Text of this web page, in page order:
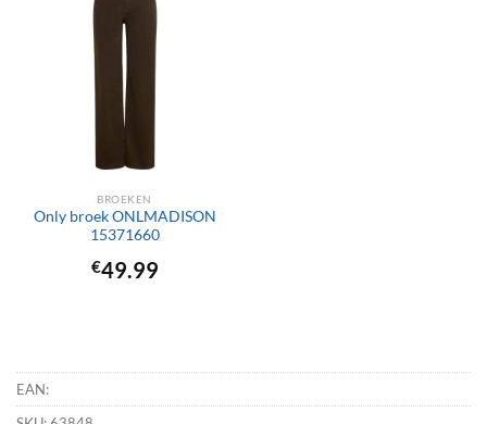
BROEKEN
Only broek ONLMADISON
15371660
€49.99
EAN: